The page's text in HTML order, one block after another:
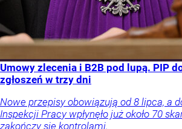
Umowy zlecenia i B2B pod lupą. PIP
zgłoszeń w trzy dni
Nowe przepisy obowiązują od 8 lipca, a
Inspekcji Pracy wpłynęło już około 70
zakończy się kontrolami.